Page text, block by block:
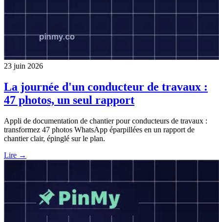
23 juin 2026
La journée d'un conducteur de travaux :
47 photos, un seul rapport
Appli de documentation de chantier pour conducteurs de travaux :
transformez 47 photos WhatsApp éparpillées en un rapport de
chantier clair, épinglé sur le plan.
Lire →